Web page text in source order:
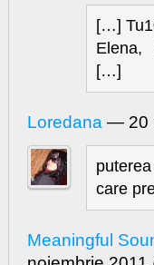
[…]
Elena,
[…]
Loredana — 20
care
Meaningful